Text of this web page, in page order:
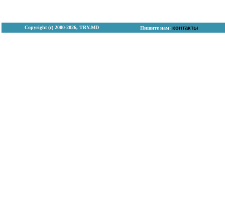
Copyright (с) 2000-2026, TRY.MD Пишите нам: контакты